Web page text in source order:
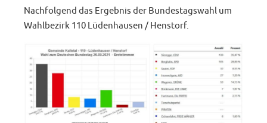
Nachfolgend das Ergebnis der Bundestagswahl um
Wahlbezirk 110 Lüdenhausen / Henstorf.